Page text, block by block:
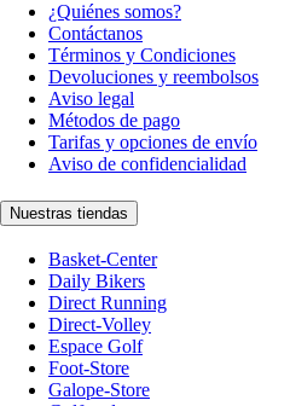
¿Quiénes somos?
Contáctanos
Términos y Condiciones
Devoluciones y reembolsos
Aviso legal
Métodos de pago
Tarifas y opciones de envío
Aviso de confidencialidad
Nuestras tiendas
Basket-Center
Daily Bikers
Direct Running
Direct-Volley
Espace Golf
Foot-Store
Galope-Store